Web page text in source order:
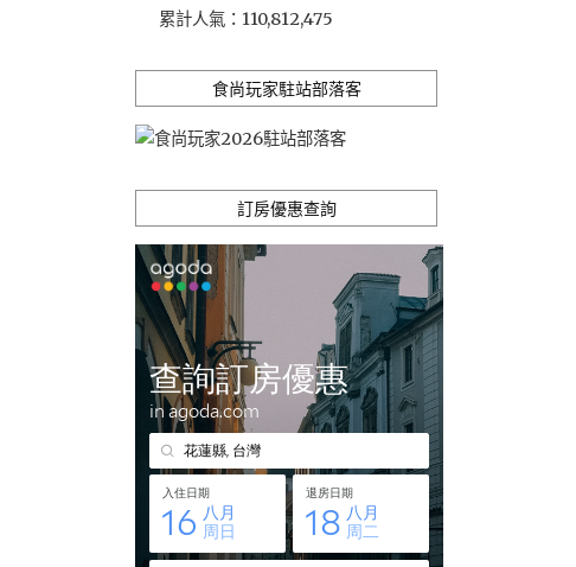
累計人氣： 110,812,475
食尚玩家駐站部落客
訂房優惠查詢